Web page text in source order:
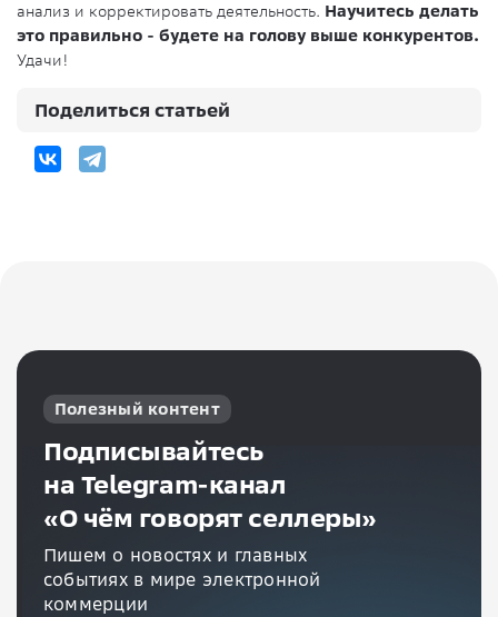
анализ и корректировать деятельность. Научитесь делать
это правильно - будете на голову выше конкурентов.
Удачи!
Поделиться статьей
Полезный контент
Подписывайтесь
на Telegram-канал
«О чём говорят селлеры»
Пишем о новостях и главных
событиях в мире электронной
коммерции